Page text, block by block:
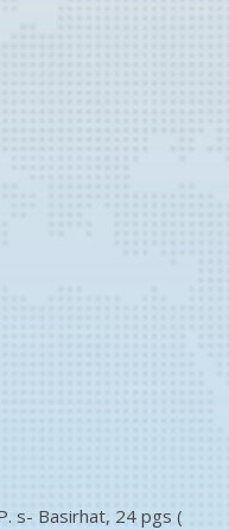
s- Basirhat, 24 pgs (